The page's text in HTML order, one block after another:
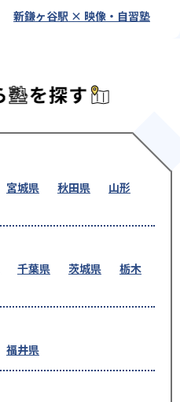
新鎌ヶ谷駅 × 映像・自習塾
宮城県 秋田県
山形
千葉県 茨城県
栃木
福井県